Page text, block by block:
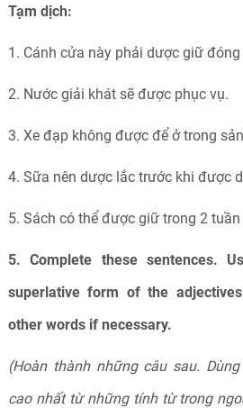
Tạm dịch:
1. Cánh cửa này phải dược giữ đóng
2. Nước giải khát sẽ được phục vụ.
3. Xe đạp không được để ở trong
4. Sữa nên dược lắc trước khi được
5. Sách có thể được giữ trong 2 tuần
5. Complete these sentences.
superlative form of the
other words if necessary.
(Hoàn thành những câu sau.
cao nhất từ những tính từ trong